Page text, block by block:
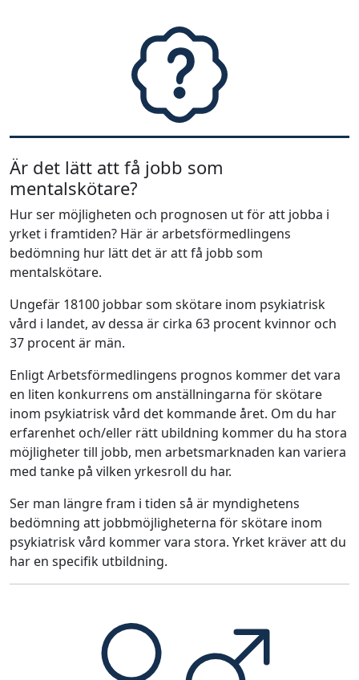
Är det lätt att få jobb som
mentalskötare?
Hur ser möjligheten och prognosen ut för att jobba i
yrket i framtiden? Här är arbetsförmedlingens
bedömning hur lätt det är att få jobb som
mentalskötare.
Ungefär 18100 jobbar som skötare inom psykiatrisk
vård i landet, av dessa är cirka 63 procent kvinnor och
37 procent är män.
Enligt Arbetsförmedlingens prognos kommer det vara
en liten konkurrens om anställningarna för skötare
inom psykiatrisk vård det kommande året. Om du har
erfarenhet och/eller rätt ubildning kommer du ha stora
möjligheter till jobb, men arbetsmarknaden kan variera
med tanke på vilken yrkesroll du har.
Ser man längre fram i tiden så är myndighetens
bedömning att jobbmöjligheterna för skötare inom
psykiatrisk vård kommer vara stora. Yrket kräver att du
har en specifik utbildning.